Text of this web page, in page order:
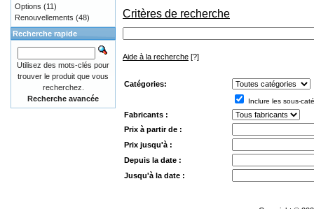
Critères de recherche
Aide à la recherche [?]
Catégories:
Inclure les sous-
Fabricants :
Prix à partir de :
Prix jusqu'à :
Depuis la date :
Jusqu'à la date :
Options (11)
Renouvellements (48)
Recherche rapide
Utilisez des mots-clés pour
trouver le produit que vous
recherchez.
Recherche avancée